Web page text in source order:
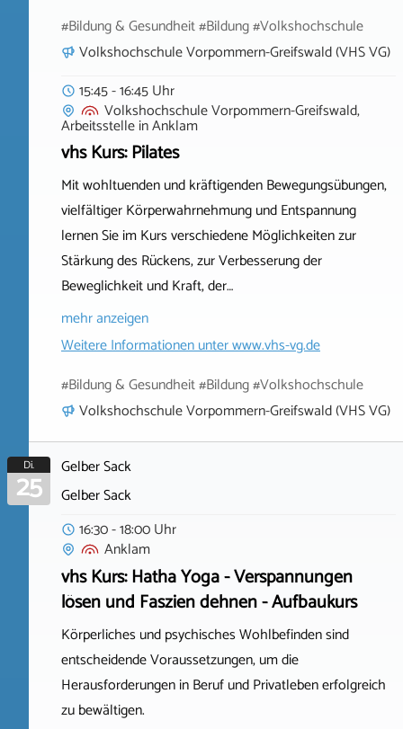
#Bildung & Gesundheit #Bildung #Volkshochschule
Volkshochschule Vorpommern-Greifswald (VHS VG)
15:45 - 16:45 Uhr
Volkshochschule Vorpommern-Greifswald,
ArbeitsstelleinAnklam
vhs Kurs: Pilates
Mit wohltuenden und kräftigenden Bewegungsübungen,
vielfältiger Körperwahrnehmung und Entspannung
lernen Sie im Kurs verschiedene Möglichkeiten zur
Stärkung des Rückens, zur Verbesserung der
Beweglichkeit und Kraft, der…
mehr anzeigen
Weitere Informationen unterwww.vhs-vg.de
#Bildung & Gesundheit #Bildung #Volkshochschule
Volkshochschule Vorpommern-Greifswald (VHS VG)
Di.
25
Gelber Sack
Gelber Sack
16:30 - 18:00 Uhr
Anklam
vhs Kurs: Hatha Yoga - Verspannungen
lösen und Faszien dehnen - Aufbaukurs
Körperliches und psychisches Wohlbefinden sind
entscheidende Voraussetzungen, um die
Herausforderungen in Beruf und Privatleben erfolgreich
zu bewältigen.